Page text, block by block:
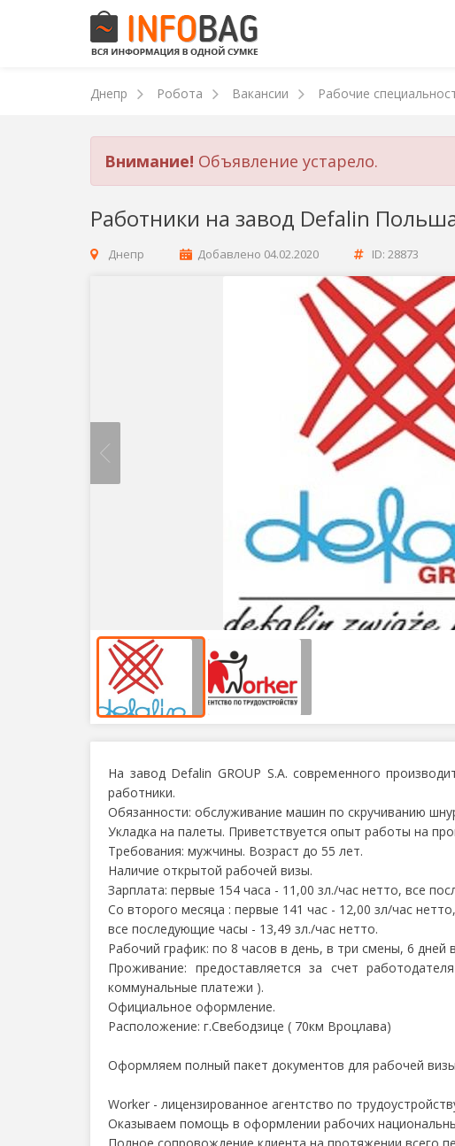
Днепр Робота Вакансии Рабочие
Внимание! Объявление устарело.
Работники на завод Defalin
Днепр Добавлено 04.02.2020 ID: 28873
На завод Defalin GROUP S.A. современного
работники.
Обязанности: обслуживание машин по скручиванию
Укладка на палеты. Приветствуется опыт работы на
Требования: мужчины. Возраст до 55 лет.
Наличие открытой рабочей визы.
Зарплата: первые 154 часа - 11,00 зл./час нетто, все
Со второго месяца : первые 141 час - 12,00 зл/час нетто,
все последующие часы - 13,49 зл./час нетто.
Рабочий график: по 8 часов в день, в три смены, 6
Проживание: предоставляется за счет
коммунальные платежи ).
Официальное оформление.
Расположение: г.Свебодзице ( 70км Вроцлава)
Оформляем полный пакет документов для рабочей
Worker - лицензированное агентство по
Оказываем помощь в оформлении рабочих